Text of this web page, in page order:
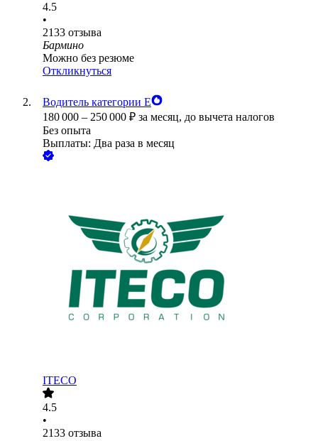
4.5
•
2133 отзыва
Бармино
Можно без резюме
Откликнуться
Водитель категории Е
180 000 – 250 000 ₽ за месяц, до вычета налогов
Без опыта
Выплаты: Два раза в месяц
ITECO
4.5
•
2133 отзыва